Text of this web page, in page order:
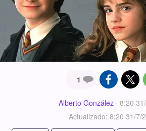
1
Alberto González· 8:20
Actualizado: 8:20 31/7/